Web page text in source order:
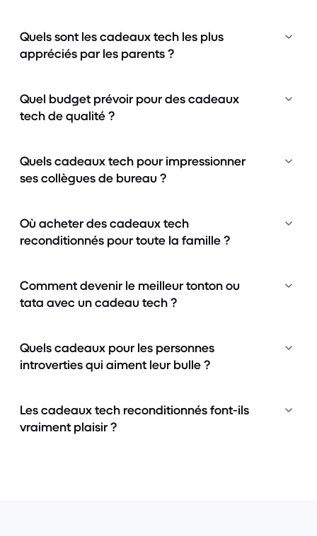
Quels sont les cadeaux tech les plus
appréciés par les parents ?
Quel budget prévoir pour des cadeaux
tech de qualité ?
Quels cadeaux tech pour impressionner
ses collègues de bureau ?
Où acheter des cadeaux tech
reconditionnés pour toute la famille ?
Comment devenir le meilleur tonton ou
tata avec un cadeau tech ?
Quels cadeaux pour les personnes
introverties qui aiment leur bulle ?
Les cadeaux tech reconditionnés font-ils
vraiment plaisir ?